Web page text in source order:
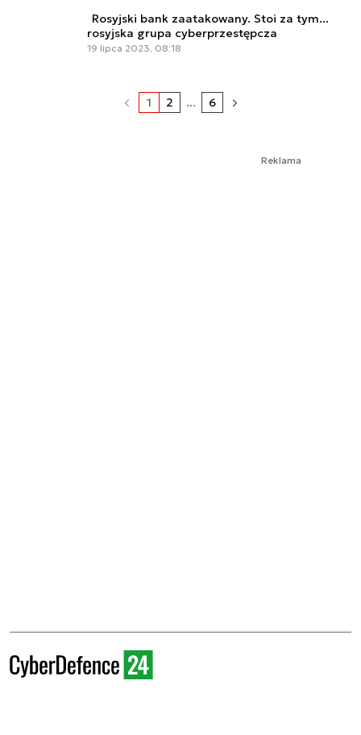
Rosyjski bank zaatakowany. Stoi za tym...
rosyjska grupa cyberprzestępcza
19 lipca 2023, 08:18
1 2 ... 6
Reklama